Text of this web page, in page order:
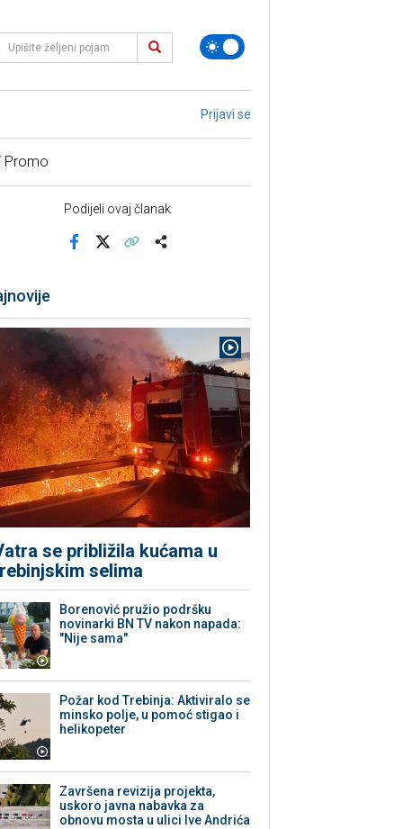
Prijavi se
Promo
Podijeli ovaj članak
se približila kućama u
selima
Borenović pružio podršku
novinarki BN TV nakon napada:
"Nije sama"
Požar kod Trebinja: Aktiviralo se
minsko polje, u pomoć stigao i
helikopeter
Završena revizija projekta,
uskoro javna nabavka za
obnovu mosta u ulici Ive Andrića